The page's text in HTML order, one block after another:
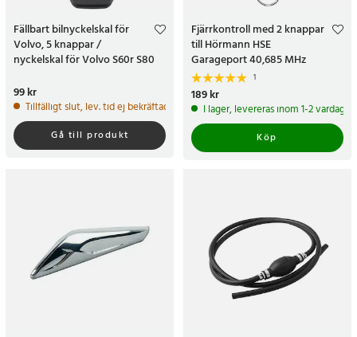
Fällbart bilnyckelskal för
Volvo, 5 knappar /
nyckelskal för Volvo S60r S80
Pris:
99 kr
Tillfälligt slut, lev. tid ej bekräftad.
Gå till produkt
Fjärrkontroll med 2 knappar
till Hörmann HSE
Garageport 40,685 MHz
1
Pris:189 kr
189 kr
I lager, levereras inom 1-2 vardagar
Köp